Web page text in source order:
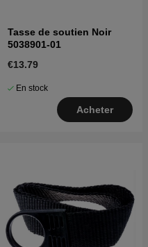
Tasse de soutien Noir
5038901-01
€13.79
En stock
Acheter